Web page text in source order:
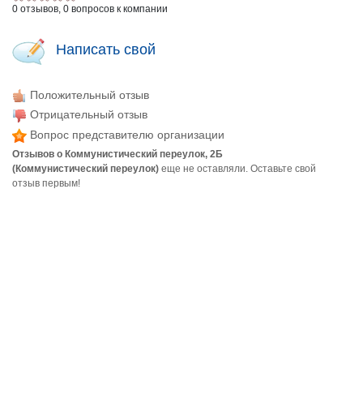
0 отзывов, 0 вопросов к компании
Написать свой
Положительный отзыв
Отрицательный отзыв
Вопрос представителю организации
Отзывов о Коммунистический переулок, 2Б
(Коммунистический переулок) еще не оставляли. Оставьте свой
отзыв первым!